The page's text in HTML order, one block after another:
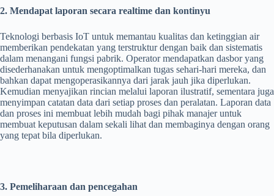
2. Mendapat laporan secara realtime dan kontinyu
Teknologi berbasis IoT untuk memantau kualitas dan ketinggian air
memberikan pendekatan yang terstruktur dengan baik dan sistematis
dalam menangani fungsi pabrik. Operator mendapatkan dasbor yang
disederhanakan untuk mengoptimalkan tugas sehari-hari mereka, dan
bahkan dapat mengoperasikannya dari jarak jauh jika diperlukan.
Kemudian menyajikan rincian melalui laporan ilustratif, sementara juga
menyimpan catatan data dari setiap proses dan peralatan. Laporan data
dan proses ini membuat lebih mudah bagi pihak manajer untuk
membuat keputusan dalam sekali lihat dan membaginya dengan orang
yang tepat bila diperlukan.
3. Pemeliharaan dan pencegahan